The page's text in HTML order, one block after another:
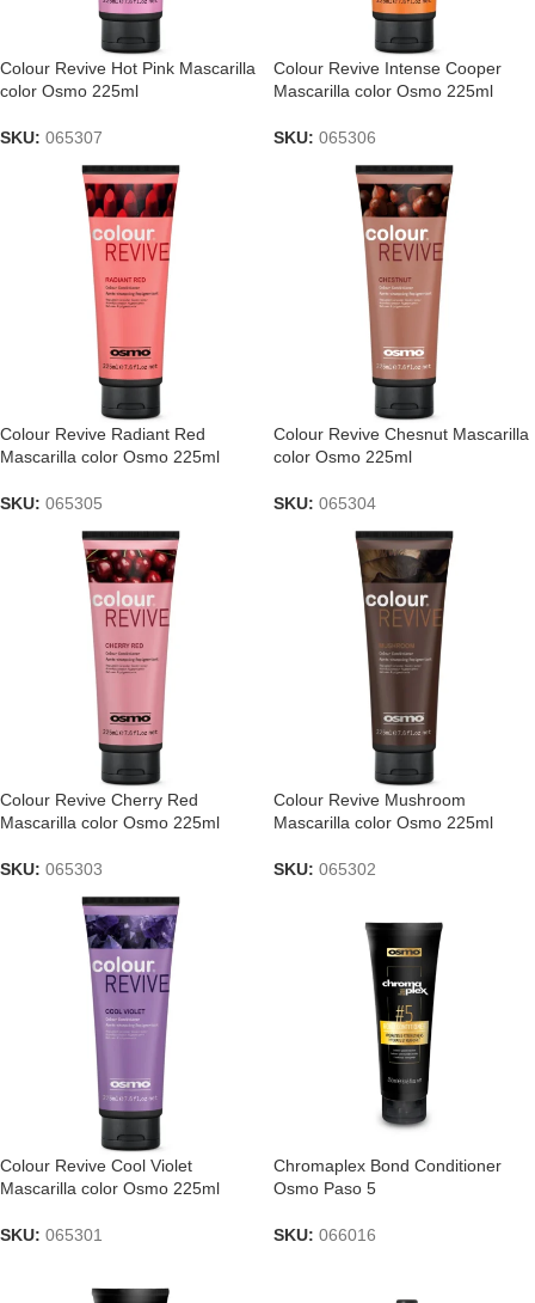
Colour Revive Hot Pink Mascarilla
color Osmo 225ml
SKU: 065307
Colour Revive Intense Cooper
Mascarilla color Osmo 225ml
SKU: 065306
Colour Revive Radiant Red
Mascarilla color Osmo 225ml
SKU: 065305
Colour Revive Chesnut Mascarilla
color Osmo 225ml
SKU: 065304
Colour Revive Cherry Red
Mascarilla color Osmo 225ml
SKU: 065303
Colour Revive Mushroom
Mascarilla color Osmo 225ml
SKU: 065302
Colour Revive Cool Violet
Mascarilla color Osmo 225ml
SKU: 065301
Chromaplex Bond Conditioner
Osmo Paso 5
SKU: 066016